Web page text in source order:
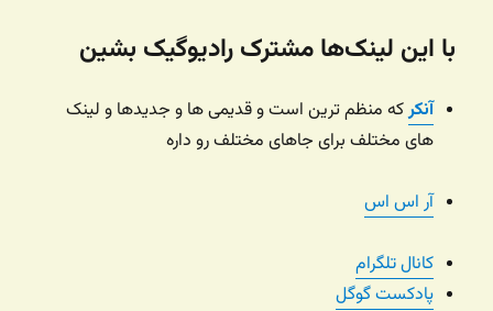
با این لینک‌ها مشترک رادیوگیک بشین
آنکرکه منظم ترین است و قدیمی ها و جدیدها و لینک
های مختلف برای جاهای مختلف رو داره
آر اس اس
کانال تلگرام
پادکست گوگل